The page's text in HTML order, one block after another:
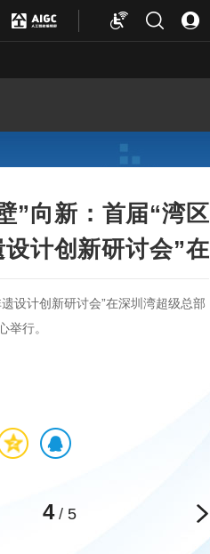
数智
才艺 网展
”向新：首届“湾区
设计创新研讨会”在
设计创新研讨会”在深圳湾超级总部
举行。
4/ 5